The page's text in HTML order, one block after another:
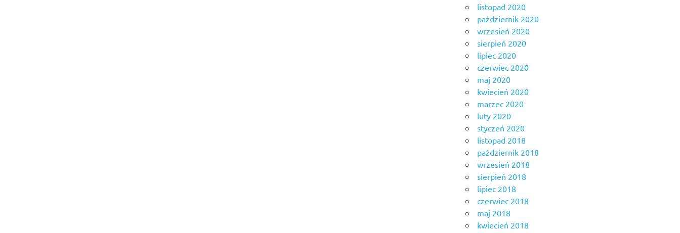
listopad 2020
październik 2020
wrzesień 2020
sierpień 2020
lipiec 2020
czerwiec 2020
maj 2020
kwiecień 2020
marzec 2020
luty 2020
styczeń 2020
listopad 2018
październik 2018
wrzesień 2018
sierpień 2018
lipiec 2018
czerwiec 2018
maj 2018
kwiecień 2018